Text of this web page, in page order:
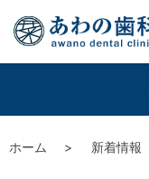
ホーム 新着情報